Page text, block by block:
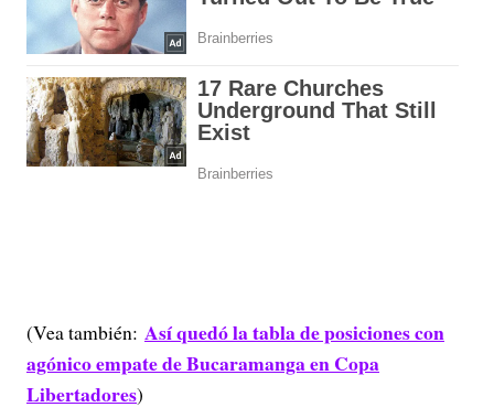
(Vea también: Así quedó la tabla de posiciones con
agónico empate de Bucaramanga en Copa
Libertadores)